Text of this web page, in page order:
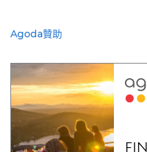
Agoda贊助